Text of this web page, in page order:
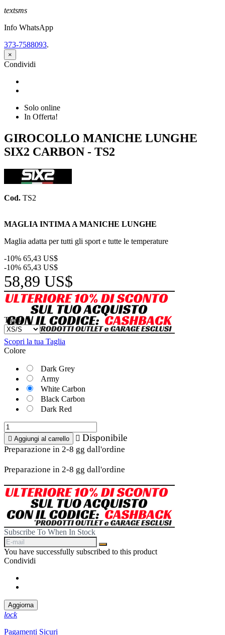
textsms
Info WhatsApp
373-7588093.
×
Condividi
Solo online
In Offerta!
GIROCOLLO MANICHE LUNGHE
SIX2 CARBON - TS2
Cod. TS2
MAGLIA INTIMA A MANICHE LUNGHE
Maglia adatta per tutti gli sport e tutte le temperature
-10% 65,43 US$
-10% 65,43 US$
58,89 US$
Taglia
Scopri la tua Taglia
Colore
Dark Grey
Army
White Carbon
Black Carbon
Dark Red
 Aggiungi al carrello  Disponibile
Preparazione in 2-8 gg dall'ordine
Preparazione in 2-8 gg dall'ordine
Subscribe To When In Stock
You have successfully subscribed to this product
Condividi
lock
Pagamenti Sicuri